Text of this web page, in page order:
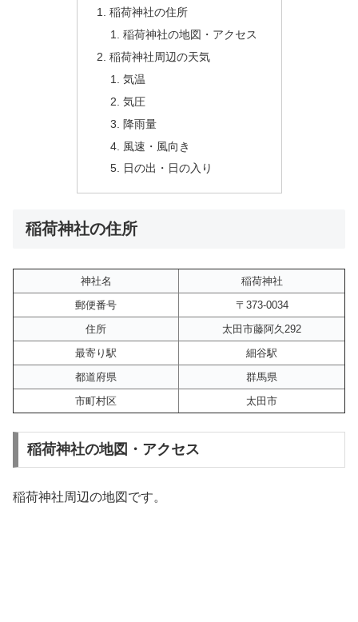
稲荷神社の住所
稲荷神社の地図・アクセス
稲荷神社周辺の天気
気温
気圧
降雨量
風速・風向き
日の出・日の入り
稲荷神社の住所
神社名
稲荷神社
郵便番号
〒373-0034
住所
太田市藤阿久292
最寄り駅
細谷駅
都道府県
群馬県
市町村区
太田市
稲荷神社の地図・アクセス
稲荷神社周辺の地図です。